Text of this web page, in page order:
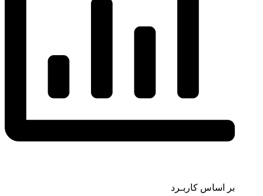
بر اساس کاربـرد